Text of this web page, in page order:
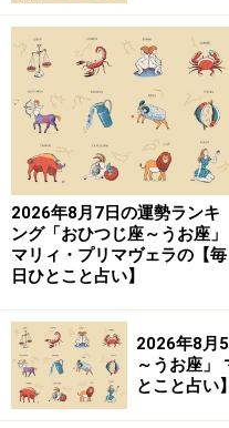
約７年にわたり、天王星
した。このため、あな
歩くことができたはず。
れたでしょう。反面、
トやトラブルが多かっ
星は生活のフィールド
す。変わった体験もしそ
がったりするでしょう。
消えて、お金で買えな
と、つながることが、今
す。
2026年8月7日の運勢ランキ
ング「おひつじ座～うお座」
マリィ・プリマヴェラの【毎
日ひとこと占い】
2026年8月
～うお座」
とこと占い】